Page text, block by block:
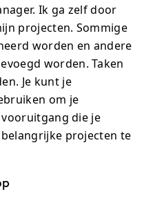
Ik ga zelf door
projecten. Sommige
worden en andere
worden. Taken
Je kunt je
om je
die je
projecten te